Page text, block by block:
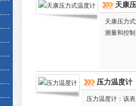
天康
天康压力
测量和控制
压力温度计
压力温度计：该